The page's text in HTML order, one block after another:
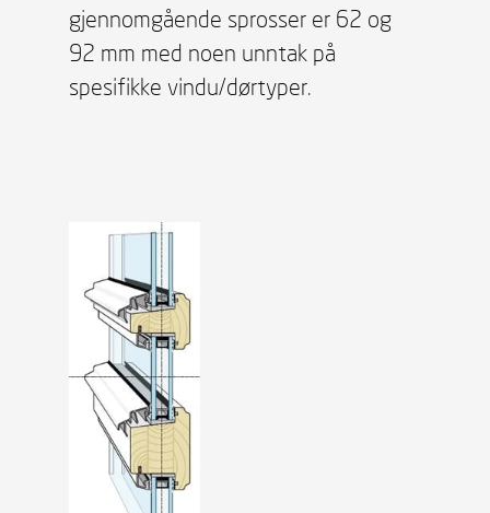
gjennomgående sprosser er 62 og
92 mm med noen unntak på
spesifikke vindu/dørtyper.